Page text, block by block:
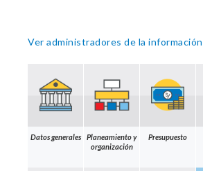
Ver administradores de la información
Datos generales
Planeamiento y
organización
Presupuesto